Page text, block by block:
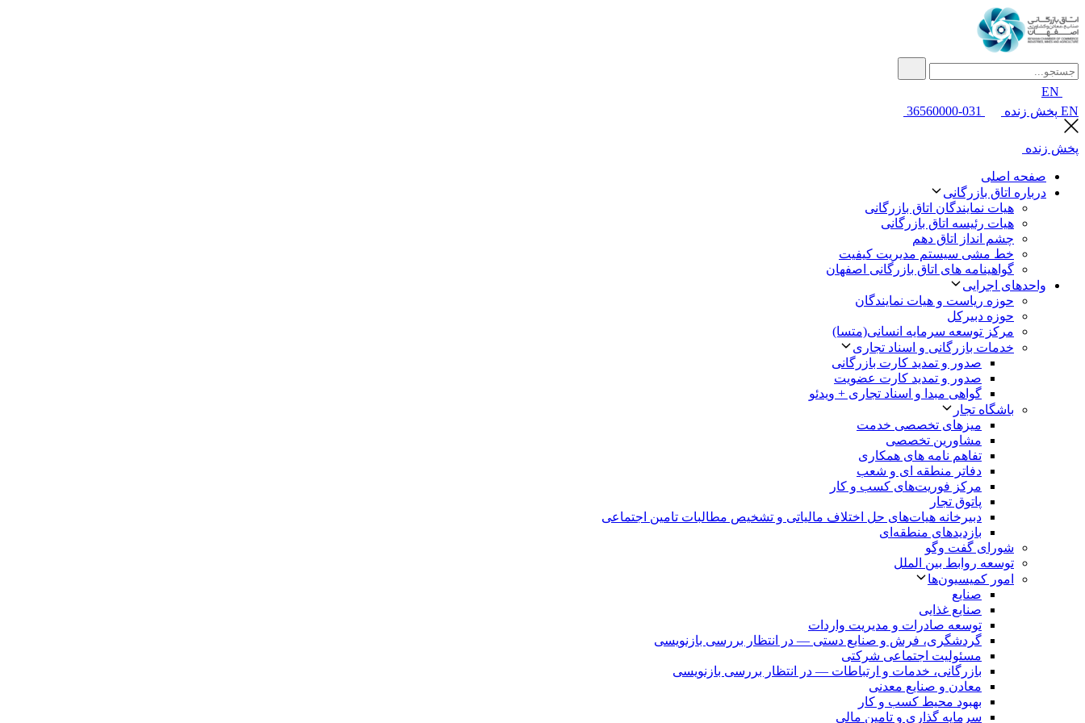
EN
EN پخش زنده 031-36560000
پخش زنده
صفحه اصلی
درباره اتاق بازرگانی
هیات نمایندگان اتاق بازرگانی
هیات رئیسه اتاق بازرگانی
چشم انداز اتاق دهم
خط مشی سیستم مدیریت کیفیت
گواهینامه های اتاق بازرگانی اصفهان
واحدهای اجرایی
حوزه ریاست و هیات نمایندگان
حوزه دبیرکل
مرکز توسعه سرمایه انسانی(متسا)
خدمات بازرگانی و اسناد تجاری
صدور و تمدید کارت بازرگانی
صدور و تمدید کارت عضویت
گواهی مبدا و اسناد تجاری + ویدئو
باشگاه تجار
میزهای تخصصی خدمت
مشاورین تخصصی
تفاهم نامه های همکاری
دفاتر منطقه ای و شعب
مرکز فوریت‌های کسب و کار
پاتوق تجار
دبیرخانه هیات‌های حل اختلاف مالیاتی و تشخیص مطالبات تامین اجتماعی
بازدیدهای منطقه‌ای
شورای گفت وگو
توسعه روابط بین الملل
امور کمیسیون‌ها
صنایع
صنایع غذایی
توسعه صادرات و مدیریت واردات
گردشگری، فرش و صنایع دستی — در انتظار بررسی بازنویسی
مسئولیت اجتماعی شرکتی
بازرگانی، خدمات و ارتباطات — در انتظار بررسی بازنویسی
معادن و صنایع معدنی
بهبود محیط کسب و کار
سرمایه گذاری و تامین مالی